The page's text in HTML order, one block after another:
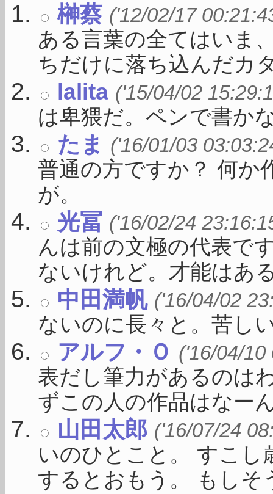
榊蔡 ('12/02/17
ある言葉の全てはいま
ちだけに落ち込んだカ
lalita ('15/04/02
は卑猥だ。ペンで書か
たま ('16/01/03
普通の方ですか？ 何か
が。
光冨 ('16/02/24
んは前の文極の代表で
ないけれど。才能はあ
中田満帆 ('16/04/02
ないのに長々と。苦し
アルフ・Ｏ ('16/04/10
表だし筆力があるのは
ずこの人の作品はなー
山田太郎 ('16/07/24
いのひとこと。 すこ
するとおもう。 もしそ